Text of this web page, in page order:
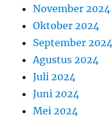
November 2024
Oktober 2024
September 2024
Agustus 2024
Juli 2024
Juni 2024
Mei 2024